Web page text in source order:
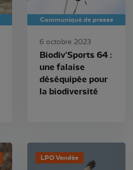
Communiqué de presse
6 octobre 2023
Biodiv'Sports 64 :
une falaise
déséquipée pour
la biodiversité
LPO Vendée